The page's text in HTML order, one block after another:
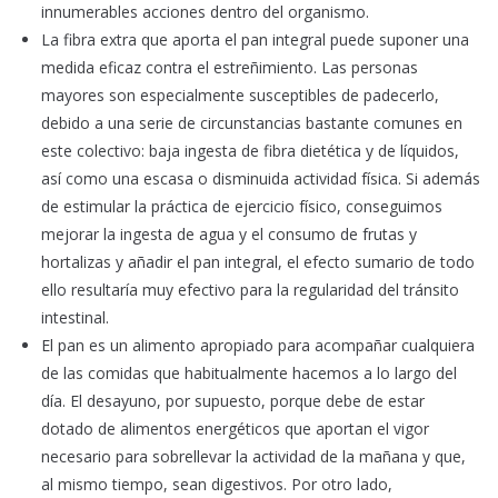
innumerables acciones dentro del organismo.
La fibra extra que aporta el pan integral puede suponer una
medida eficaz contra el estreñimiento. Las personas
mayores son especialmente susceptibles de padecerlo,
debido a una serie de circunstancias bastante comunes en
este colectivo: baja ingesta de fibra dietética y de líquidos,
así como una escasa o disminuida actividad física. Si además
de estimular la práctica de ejercicio físico, conseguimos
mejorar la ingesta de agua y el consumo de frutas y
hortalizas y añadir el pan integral, el efecto sumario de todo
ello resultaría muy efectivo para la regularidad del tránsito
intestinal.
El pan es un alimento apropiado para acompañar cualquiera
de las comidas que habitualmente hacemos a lo largo del
día. El desayuno, por supuesto, porque debe de estar
dotado de alimentos energéticos que aportan el vigor
necesario para sobrellevar la actividad de la mañana y que,
al mismo tiempo, sean digestivos. Por otro lado,